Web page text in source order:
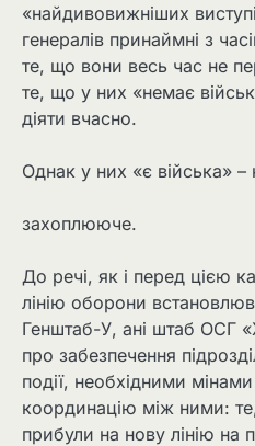
«найдивовижніших
генералів принаймні з
те, що вони весь час не
те, що у них «немає
діяти вчасно.
Однак у них «є війська»
захоплююче.
До речі, як і перед цією
лінію оборони
Генштаб-У, ані штаб ОСГ
про забезпечення
події, необхідними мінами
координацію між ними:
прибули на нову лінію на